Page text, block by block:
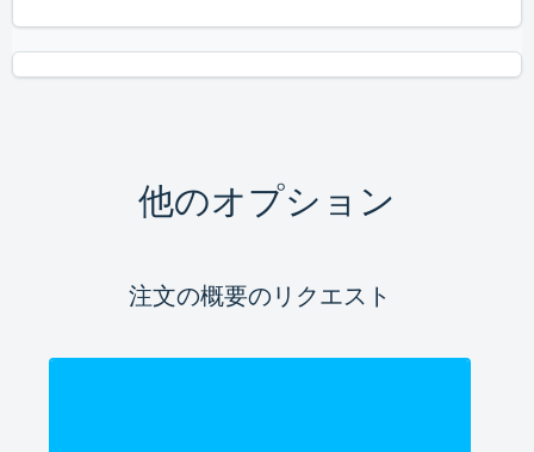
他のオプション
注文の概要のリクエスト